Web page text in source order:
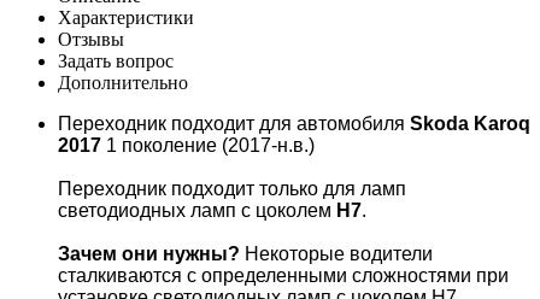
Характеристики
Отзывы
Задать вопрос
Дополнительно
Переходник подходит для автомобиля Skoda Karoq
2017 1 поколение (2017-н.в.)
Переходник подходит только для ламп
светодиодных ламп с цоколем H7.
Зачем они нужны? Некоторые водители
сталкиваются с определенными сложностями при